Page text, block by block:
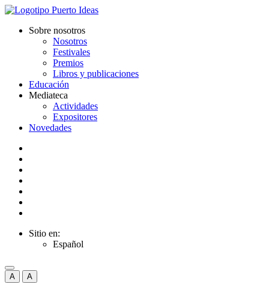
Sobre nosotros
Nosotros
Festivales
Premios
Libros y publicaciones
Educación
Mediateca
Actividades
Expositores
Novedades
Sitio en:
Español
A A